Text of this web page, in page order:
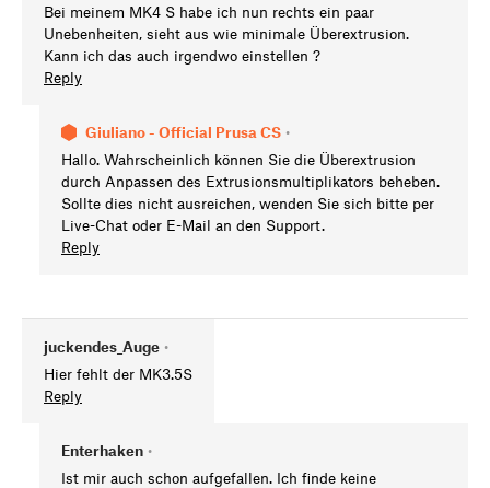
Bei meinem MK4 S habe ich nun rechts ein paar
Unebenheiten, sieht aus wie minimale Überextrusion.
Kann ich das auch irgendwo einstellen ?
Reply
Giuliano - Official Prusa CS •
Hallo. Wahrscheinlich können Sie die Überextrusion
durch Anpassen des Extrusionsmultiplikators beheben.
Sollte dies nicht ausreichen, wenden Sie sich bitte per
Live-Chat oder E-Mail an den Support.
Reply
juckendes_Auge •
Hier fehlt der MK3.5S
Reply
Enterhaken •
Ist mir auch schon aufgefallen. Ich finde keine